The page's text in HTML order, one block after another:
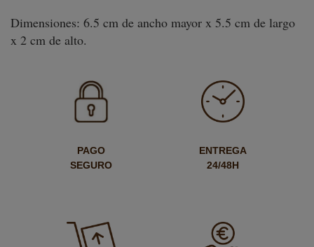
Dimensiones: 6.5 cm de ancho mayor x 5.5 cm de largo
x 2 cm de alto.
PAGO
SEGURO
ENTREGA
24/48H